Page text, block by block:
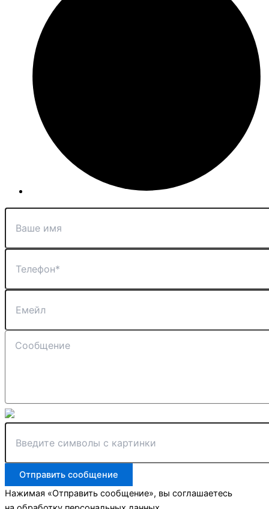
Отправить сообщение
Нажимая «Отправить сообщение», вы соглашаетесь